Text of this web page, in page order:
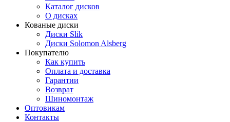
Каталог дисков
О дисках
Кованые диски
Диски Slik
Диски Solomon Alsberg
Покупателю
Как купить
Оплата и доставка
Гарантии
Возврат
Шиномонтаж
Оптовикам
Контакты